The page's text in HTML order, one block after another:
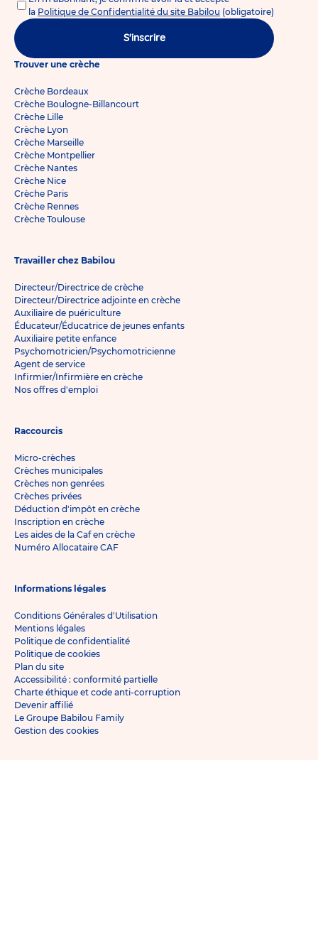
la Politique de Confidentialité du site Babilou (obligatoire)
S'inscrire
Trouver une crèche
Crèche Bordeaux
Crèche Boulogne-Billancourt
Crèche Lille
Crèche Lyon
Crèche Marseille
Crèche Montpellier
Crèche Nantes
Crèche Nice
Crèche Paris
Crèche Rennes
Crèche Toulouse
Travailler chez Babilou
Directeur/Directrice de crèche
Directeur/Directrice adjointe en crèche
Auxiliaire de puériculture
Éducateur/Éducatrice de jeunes enfants
Auxiliaire petite enfance
Psychomotricien/Psychomotricienne
Agent de service
Infirmier/Infirmière en crèche
Nos offres d'emploi
Raccourcis
Micro-crèches
Crèches municipales
Crèches non genrées
Crèches privées
Déduction d'impôt en crèche
Inscription en crèche
Les aides de la Caf en crèche
Numéro Allocataire CAF
Informations légales
Conditions Générales d'Utilisation
Mentions légales
Politique de confidentialité
Politique de cookies
Plan du site
Accessibilité : conformité partielle
Charte éthique et code anti-corruption
Devenir affilié
Le Groupe Babilou Family
Gestion des cookies